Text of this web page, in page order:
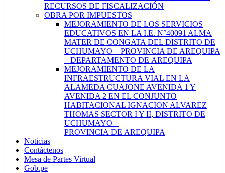
RECURSOS DE FISCALIZACIÓN
OBRA POR IMPUESTOS
MEJORAMIENTO DE LOS SERVICIOS
EDUCATIVOS EN LA I.E. N°40091 ALMA
MATER DE CONGATA DEL DISTRITO DE
UCHUMAYO – PROVINCIA DE AREQUIPA
– DEPARTAMENTO DE AREQUIPA
MEJORAMIENTO DE LA
INFRAESTRUCTURA VIAL EN LA
ALAMEDA CUAJONE AVENIDA 1 Y
AVENIDA 2 EN EL CONJUNTO
HABITACIONAL IGNACION ALVAREZ
THOMAS SECTOR I Y II, DISTRITO DE
UCHUMAYO –
PROVINCIA DE AREQUIPA
Noticias
Contáctenos
Mesa de Partes Virtual
Gob.pe